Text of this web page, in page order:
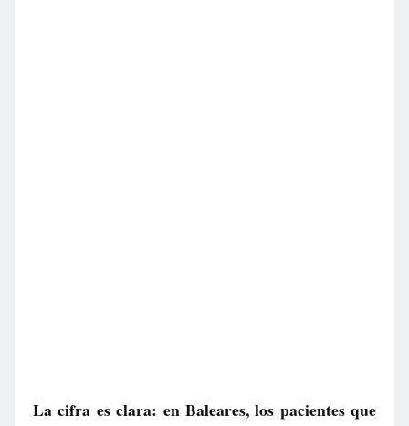
La cifra es clara: en Baleares, los pacientes que